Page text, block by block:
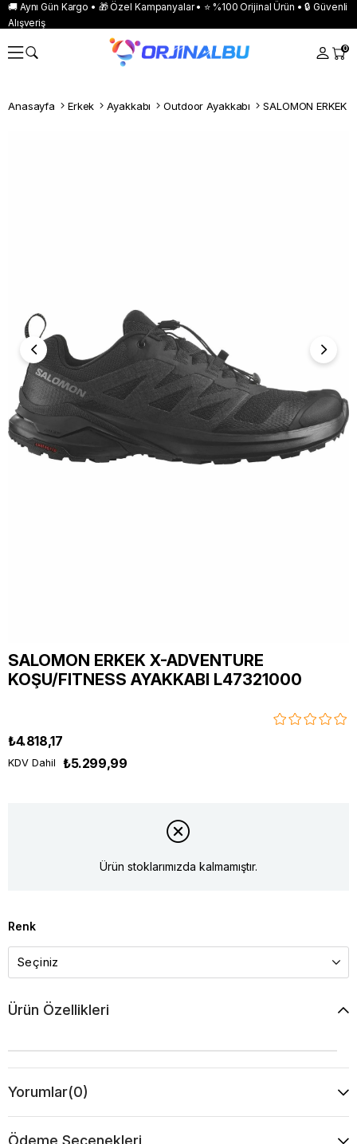
🚚 Aynı Gün Kargo • 🎁 Özel Kampanyalar • ⭐ %100 Orijinal Ürün • 🔒 Güvenli
Alışveriş
0
Anasayfa Erkek Ayakkabı Outdoor Ayakkabı
SALOMON ERKEK X-ADVENTURE
KOŞU/FITNESS AYAKKABI L47321000
₺4.818,17
KDV Dahil ₺5.299,99
Ürün stoklarımızda kalmamıştır.
Renk
Ürün Özellikleri
Yorumlar(0)
Ödeme Seçenekleri